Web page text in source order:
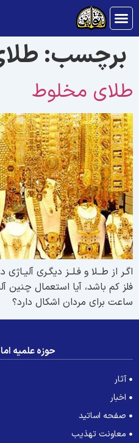
برچسب:
مخلوط
از طــلا و فـلــز دیگـرى
کم باشد، آیا استعمال چنین
براى مردان اشکال دارد؟
حوزه علمیه
آثار
اخبار
صفحه اساتید
معاونت تهذیب